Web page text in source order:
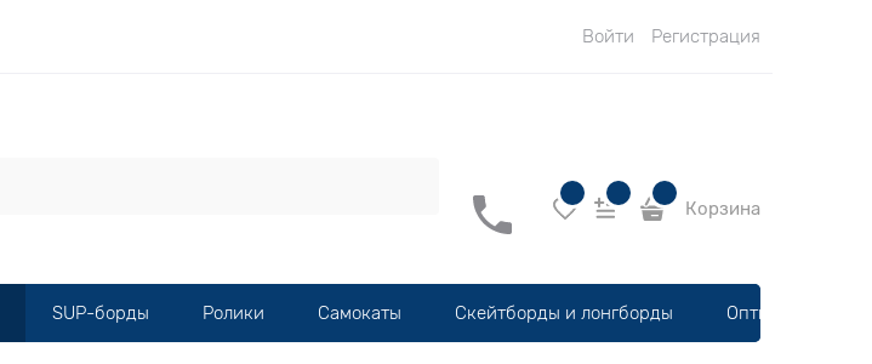
Войти Регистрация
Корзина
SUP-борды Ролики Самокаты Скейтборды и лонгборды Оптика, шлемы